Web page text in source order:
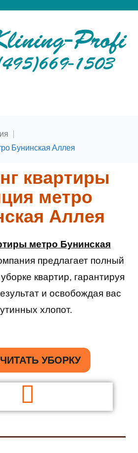
|
Бунинская Аллея
квартиры
метро
Аллея
метро Бунинская
предлагает полный
квартир, гарантируя
и освобождая вас
хлопот.
УБОРКУ